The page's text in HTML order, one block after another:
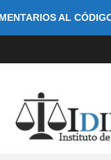
AL